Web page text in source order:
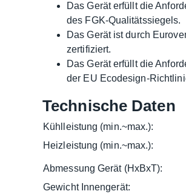
Das Gerät erfüllt die
des FGK-Qualitätssiegels.
Das Gerät ist durch
zertifiziert.
Das Gerät erfüllt die
der EU Ecodesign-
Technische Daten
Kühlleistung (min.~max.):
Heizleistung (min.~max.):
Abmessung Gerät (HxBxT):
Gewicht Innengerät: